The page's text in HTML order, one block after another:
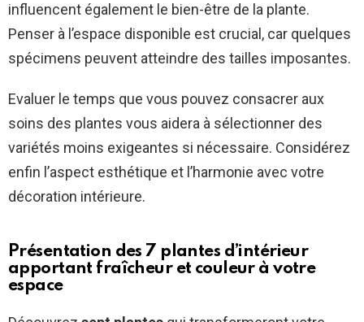
influencent également le bien-être de la plante.
Penser à l’espace disponible est crucial, car quelques
spécimens peuvent atteindre des tailles imposantes.
Evaluer le temps que vous pouvez consacrer aux
soins des plantes vous aidera à sélectionner des
variétés moins exigeantes si nécessaire. Considérez
enfin l’aspect esthétique et l’harmonie avec votre
décoration intérieure.
Présentation des 7 plantes d’intérieur
apportant fraîcheur et couleur à votre
espace